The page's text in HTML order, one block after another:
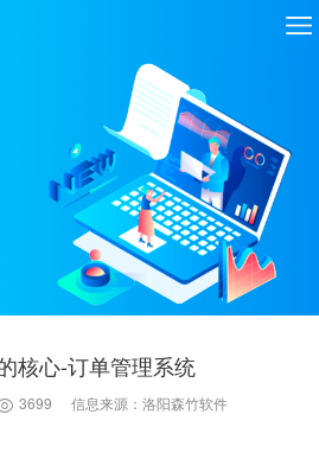
核心-订单管理系统
3699 信息来源：洛阳森竹软件